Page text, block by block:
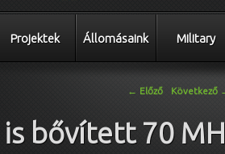
Projektek Állomásaink Military
← Előző Következő
is bővített 70